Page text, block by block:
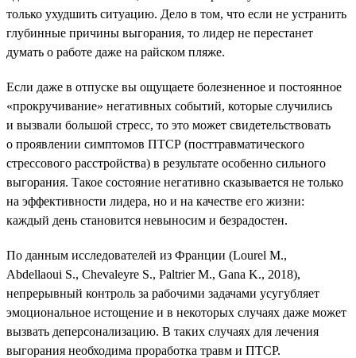
только ухудшить ситуацию. Дело в том, что если не устранить
глубинные причины выгорания, то лидер не перестанет
думать о работе даже на райском пляже.
Если даже в отпуске вы ощущаете болезненное и постоянное
«прокручивание» негативных событий, которые случились
и вызвали большой стресс, то это может свидетельствовать
о проявлении симптомов ПТСР (посттравматического
стрессового расстройства) в результате особенно сильного
выгорания. Такое состояние негативно сказывается не только
на эффективности лидера, но и на качестве его жизни:
каждый день становится невыносим и безрадостен.
По данным исследователей из Франции (Lourel M.,
Abdellaoui S., Chevaleyre S., Paltrier M., Gana K., 2018),
непрерывный контроль за рабочими задачами усугубляет
эмоциональное истощение и в некоторых случаях даже может
вызвать деперсонализацию. В таких случаях для лечения
выгорания необходима проработка травм и ПТСР.